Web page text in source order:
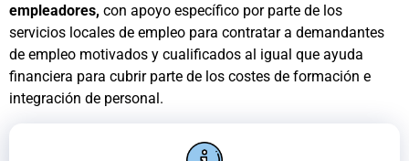
empleadores, con apoyo específico por parte de los
servicios locales de empleo para contratar a demandantes
de empleo motivados y cualificados al igual que ayuda
financiera para cubrir parte de los costes de formación e
integración de personal.